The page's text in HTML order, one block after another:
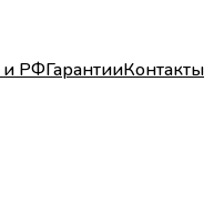
и РФГарантииКонтакты